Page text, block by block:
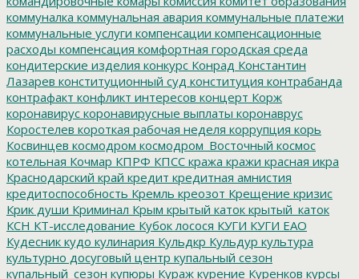
коммуналка коммунальная авария коммунальные платежи
коммунальные услуги компенсации компенсационные
расходы компенсация комфортная городская среда
кондитерские изделия конкурс Конрад Константин
Лазарев конституционный суд конституция контрабанда
контрафакт конфликт интересов концерт Корж
коронавирус коронавирусные выплаты коронаврус
Коростелев короткая рабочая неделя коррупция корь
Косвинцев космодром космодром_Восточный космос
котельная Кочмар КПРФ КПСС кража кражи красная икра
Краснодарский край кредит кредитная амнистия
кредитоспособность Кремль креозот Крещение кризис
Крик души Криминал Крым крытый каток крытый_каток
КСН КТ-исследование Кубок лосося КУГИ КУГИ ЕАО
Кудесник кудо кулинария Кульдкр Кульдур культура
культурно досуговый центр купальный сезон
купальный_сезон купюры Кураж курение Куренков курсы